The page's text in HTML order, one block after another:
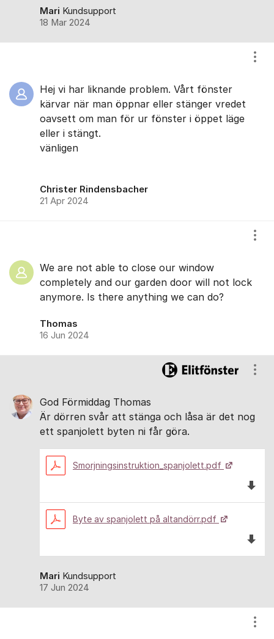
Mari Kundsupport
18 Mar 2024
Hej vi har liknande problem. Vårt fönster
kärvar när man öppnar eller stänger vredet
oavsett om man för ur fönster i öppet läge
eller i stängt.
vänligen
Christer Rindensbacher
21 Apr 2024
We are not able to close our window
completely and our garden door will not lock
anymore. Is there anything we can do?
Thomas
16 Jun 2024
God Förmiddag Thomas
Är dörren svår att stänga och låsa är det nog
ett spanjolett byten ni får göra.
Smorjningsinstruktion_spanjolett.pdf
Byte av spanjolett på altandörr.pdf
Mari Kundsupport
17 Jun 2024